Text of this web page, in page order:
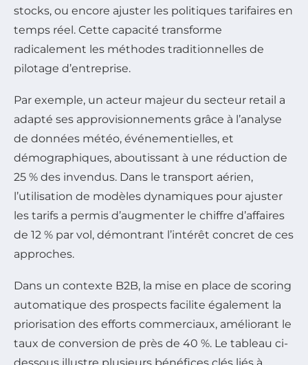
stocks, ou encore ajuster les politiques tarifaires en
temps réel. Cette capacité transforme
radicalement les méthodes traditionnelles de
pilotage d’entreprise.
Par exemple, un acteur majeur du secteur retail a
adapté ses approvisionnements grâce à l’analyse
de données météo, événementielles, et
démographiques, aboutissant à une réduction de
25 % des invendus. Dans le transport aérien,
l’utilisation de modèles dynamiques pour ajuster
les tarifs a permis d’augmenter le chiffre d’affaires
de 12 % par vol, démontrant l’intérêt concret de ces
approches.
Dans un contexte B2B, la mise en place de scoring
automatique des prospects facilite également la
priorisation des efforts commerciaux, améliorant le
taux de conversion de près de 40 %. Le tableau ci-